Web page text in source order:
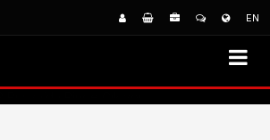
EN
DİNÇER RUSYA’DA RINGE